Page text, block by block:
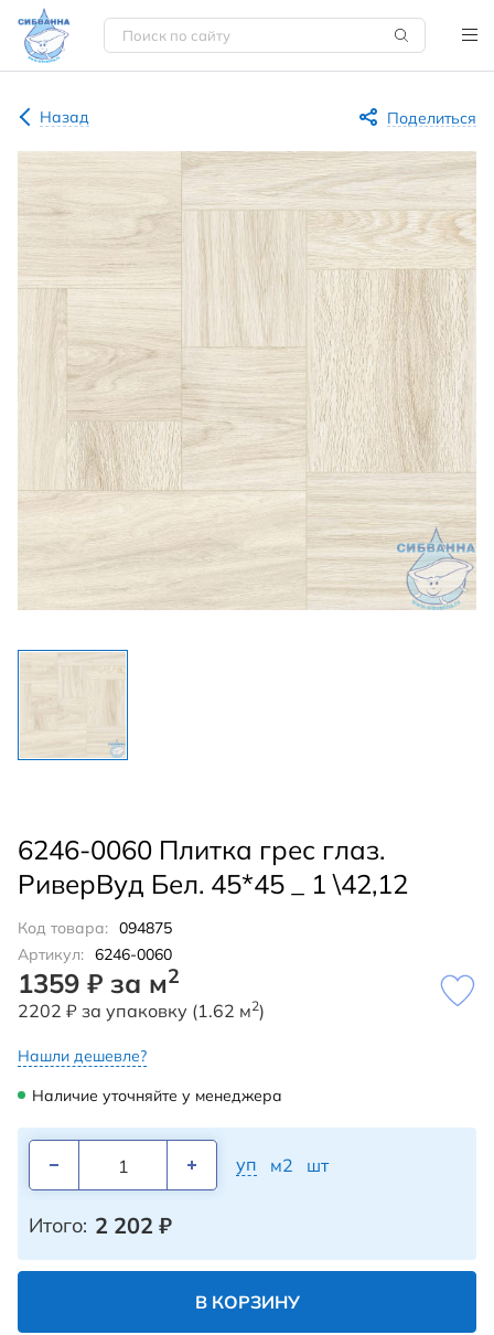
Назад Поделиться
6246-0060 Плитка грес глаз.
РиверВуд Бел. 45*45 _ 1 \42,12
Код товара: 094875
Артикул: 6246-0060
1359 ₽ за м2
2202 ₽ за упаковку (1.62 м2)
Нашли дешевле?
Наличие уточняйте у менеджера
уп м2 шт
Итого: 2 202 ₽
В КОРЗИНУ